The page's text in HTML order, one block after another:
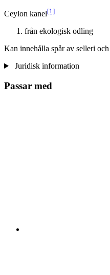
Ceylon kanel[1]
från ekologisk odling
Kan innehålla spår av selleri och
Juridisk information
Passar med